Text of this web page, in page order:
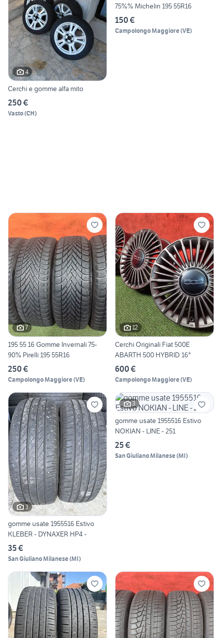
4
Cerchi e gomme alfa mito
250 €
Vasto(CH)
75%% Michelin 195 55R16
150 €
Campolongo Maggiore(VE)
7
195 55 16 Gomme Invernali 75-
90% Pirelli 195 55R16
250 €
Campolongo Maggiore(VE)
12
Cerchi Originali Fiat 500E
ABARTH 500 HYBRID 16"
600 €
Campolongo Maggiore(VE)
3
gomme usate 1955516 Estivo
KLEBER - DYNAXER HP4 -
35 €
San Giuliano Milanese(MI)
3
gomme usate 1955516 Estivo
NOKIAN - LINE - 251
25 €
San Giuliano Milanese(MI)